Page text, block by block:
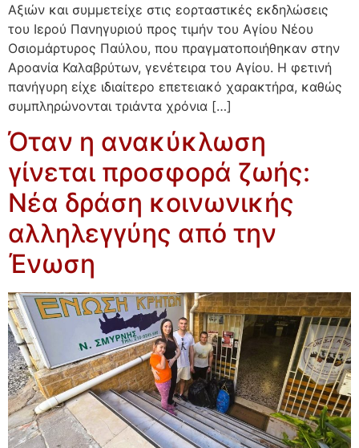
Αξιών και συμμετείχε στις εορταστικές εκδηλώσεις
του Ιερού Πανηγυριού προς τιμήν του Αγίου Νέου
Οσιομάρτυρος Παύλου, που πραγματοποιήθηκαν στην
Αροανία Καλαβρύτων, γενέτειρα του Αγίου. Η φετινή
πανήγυρη είχε ιδιαίτερο επετειακό χαρακτήρα, καθώς
συμπληρώνονται τριάντα χρόνια […]
Όταν η ανακύκλωση
γίνεται προσφορά ζωής:
Νέα δράση κοινωνικής
αλληλεγγύης από την
Ένωση